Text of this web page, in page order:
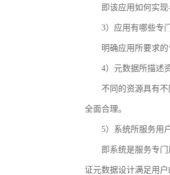
即该应用如何实
3）应用有哪些专
明确应用所要求
4）元数据所描述
不同的资源具有
全面合理。
5）系统所服务用
即系统是服务专
证元数据设计满足用户